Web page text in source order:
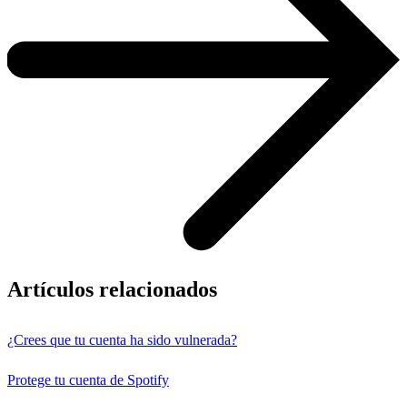
Artículos relacionados
¿Crees que tu cuenta ha sido vulnerada?
Protege tu cuenta de Spotify